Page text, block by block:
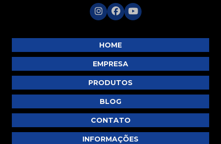
Barra Chata de Alumínio Preço Justo
Barra Chata de Alumínio Preço: 5 Dicas para
Barra chata de alumínio preço: como encontrar as
melhores ofertas no mercado
Barra Chata de Alumínio Preço: Descubra as
Barra chata de alumínio preço: descubra as melhores
opções e como economizar na compra
HOME
EMPRESA
PRODUTOS
BLOG
CONTATO
INFORMAÇÕES